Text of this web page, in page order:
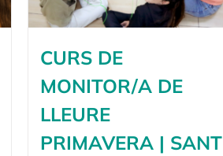
CURS DE
MONITOR/A DE
LLEURE
PRIMAVERA | SANT